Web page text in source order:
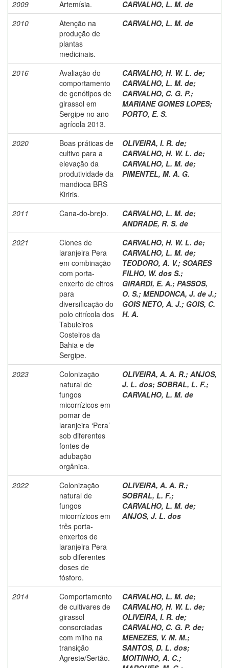
2009 Artemísia.
CARVALHO, L. M. de
2010
Atenção na
produção de
plantas
medicinais.
CARVALHO, L. M. de
2016
Avaliação do
comportamento
de genótipos de
girassol em
Sergipe no ano
agrícola 2013.
CARVALHO, H. W. L. de;
CARVALHO, L. M. de;
CARVALHO, C. G. P.;
MARIANE GOMES LOPES;
PORTO, E. S.
2020
Boas práticas de
cultivo para a
elevação da
produtividade da
mandioca BRS
Kiriris.
OLIVEIRA, I. R. de;
CARVALHO, H. W. L. de;
CARVALHO, L. M. de;
PIMENTEL, M. A. G.
2011 Cana-do-brejo. CARVALHO, L. M. de;
ANDRADE, R. S. de
2021
Clones de
laranjeira Pera
em combinação
com porta-
enxerto de citros
para
diversificação do
polo citrícola dos
Tabuleiros
Costeiros da
Bahia e de
Sergipe.
CARVALHO, H. W. L. de;
CARVALHO, L. M. de;
TEODORO, A. V.; SOARES
FILHO, W. dos S.;
GIRARDI, E. A.; PASSOS,
O. S.; MENDONCA, J. de J.;
GOIS NETO, A. J.; GOIS, C.
H. A.
2023
Colonização
natural de
fungos
micorrízicos em
pomar de
laranjeira ‘Pera’
sob diferentes
fontes de
adubação
orgânica.
OLIVEIRA, A. A. R.; ANJOS,
J. L. dos; SOBRAL, L. F.;
CARVALHO, L. M. de
2022
Colonização
natural de
fungos
micorrízicos em
três porta-
enxertos de
laranjeira Pera
sob diferentes
doses de
fósforo.
OLIVEIRA, A. A. R.;
SOBRAL, L. F.;
CARVALHO, L. M. de;
ANJOS, J. L. dos
2014
Comportamento
de cultivares de
girassol
consorciadas
com milho na
transição
Agreste/Sertão.
CARVALHO, L. M. de;
CARVALHO, H. W. L. de;
OLIVEIRA, I. R. de;
CARVALHO, C. G. P. de;
MENEZES, V. M. M.;
SANTOS, D. L. dos;
MOITINHO, A. C.;